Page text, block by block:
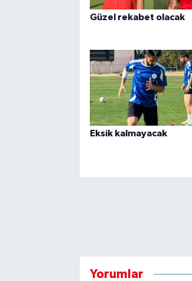
Güzel rekabet olacak
Eksik kalmayacak
Yorumlar